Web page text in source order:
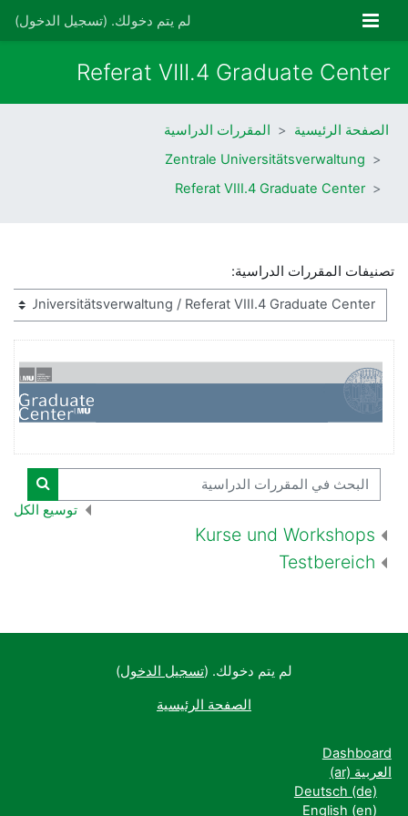
واجهة جانبية لم يتم دخولك. (تسجيل الدخول)
Referat VIII.4 Graduate Center
الصفحة الرئيسية
المقررات الدراسية
Zentrale Universitätsverwaltung
Referat VIII.4 Graduate Center
تصنيفات المقررات الدراسية:
البحث في المقررات الدراسية
البحث
توسيع الكل
Kurse und Workshops
Testbereich
لم يتم دخولك. (تسجيل الدخول)
الصفحة الرئيسية
Dashboard
العربية ‎(ar)‎
Deutsch ‎(de)‎
English ‎(en)‎